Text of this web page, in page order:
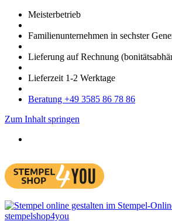
Meister­betrieb
Familien­unter­nehmen in sechster
Lieferung auf Rech­nung
Liefer­zeit 1-2 Werk­tage
Bera­tung +49 3585 86 78 86
Zum Inhalt springen